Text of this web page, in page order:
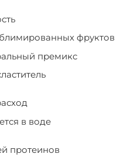
фруктов
премикс
в воде
протеинов